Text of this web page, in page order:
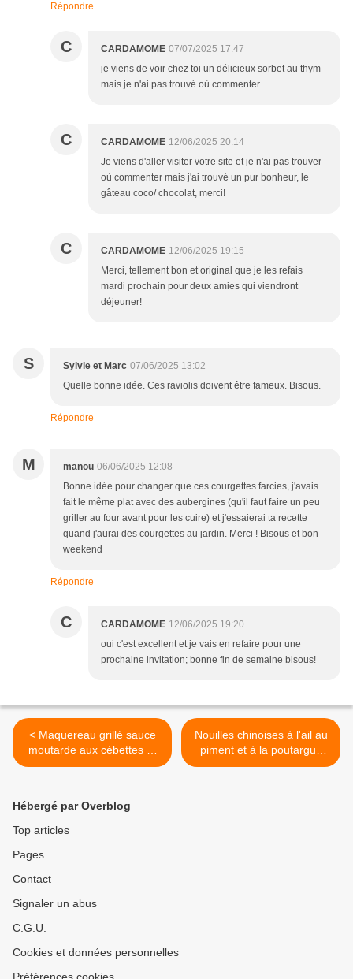
Répondre
C CARDAMOME 07/07/2025 17:47
je viens de voir chez toi un délicieux sorbet au thym
mais je n'ai pas trouvé où commenter...
C CARDAMOME 12/06/2025 20:14
Je viens d'aller visiter votre site et je n'ai pas trouver
où commenter mais j'ai trouvé un pur bonheur, le
gâteau coco/ chocolat, merci!
C CARDAMOME 12/06/2025 19:15
Merci, tellement bon et original que je les refais
mardi prochain pour deux amies qui viendront
déjeuner!
S Sylvie et Marc 07/06/2025 13:02
Quelle bonne idée. Ces raviolis doivent être fameux. Bisous.
Répondre
M manou 06/06/2025 12:08
Bonne idée pour changer que ces courgettes farcies, j'avais
fait le même plat avec des aubergines (qu'il faut faire un peu
griller au four avant pour les cuire) et j'essaierai ta recette
quand j'aurai des courgettes au jardin. Merci ! Bisous et bon
weekend
Répondre
C CARDAMOME 12/06/2025 19:20
oui c'est excellent et je vais en refaire pour une
prochaine invitation; bonne fin de semaine bisous!
< Maquereau grillé sauce
moutarde aux cébettes et
aux salsifis
Nouilles chinoises à l'ail au
piment et à la poutargue
maison >
Hébergé par Overblog
Top articles
Pages
Contact
Signaler un abus
C.G.U.
Cookies et données personnelles